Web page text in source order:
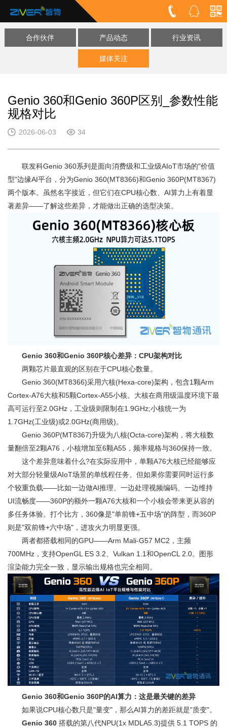
合作伙伴 产品动态 行业资讯
媒体关注
Genio 360和Genio 360P区别_参数性能
规格对比
2026-06-03 34
联发科Genio 360系列是面向消费级和工业级AIoT市场的"价值
型"边缘AI平台，分为Genio 360(MT8366)和Genio 360P(MT8367)
两个版本。虽然名字接近，但它们在CPU核心数、AI算力上有着显
著差异——了解这些差异，才能做出正确的选型决策。
Genio 360和Genio 360P核心差异：CPU架构对比
两颗芯片最直观的区别在于CPU核心数量。
Genio 360(MT8366)采用六核(Hexa-core)架构，包含1颗Arm
Cortex-A76大核和5颗Cortex-A55小核。大核在商用级温度环境下最
高可运行至2.0GHz，工业级则限制在1.9GHz;小核统一为
1.7GHz(工业级)或2.0GHz(商用级)。
Genio 360P(MT8367)升级为八核(Octa-core)架构，将大核数
量翻倍至2颗A76，小核增加至6颗A55，频率规格与360保持一致。
这个差异意味着什么?在实际应用中，单颗A76大核已经能够应
对大部分轻量级AIoT场景的单线程任务。但如果你需要同时运行多
个较重负载——比如一边做AI推理、一边处理视频编码、一边维持
UI流畅度——360P的额外一颗A76大核和一个小核会带来更从容的
多任务体验。打个比方，360像是"单前锋+五中场"的阵型，而360P
则是"双前锋+六中场"，进攻火力明显更强。
两者都搭载相同的GPU——Arm Mali-G57 MC2，主频
700MHz，支持OpenGL ES 3.2、Vulkan 1.1和OpenCL 2.0。图形
渲染能力完全一致，显示输出规格也完全相同。
Genio 360和Genio 360P的AI算力：这是最关键的差异
如果说CPU核心数只是"量变"，那么AI算力的差距就是"质变"。
Genio 360 搭载的第八代NPU(1x MDLA5.3)提供 5.1 TOPS 的